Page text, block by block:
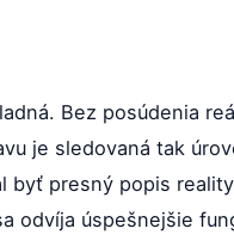
Bez posúdenia
je sledovaná tak
byť presný popis
odvíja úspešnejšie